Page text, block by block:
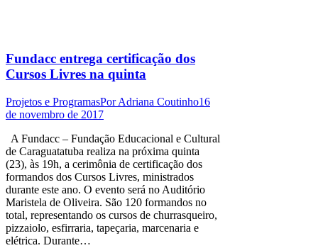
Fundacc entrega certificação dos
Cursos Livres na quinta
Projetos e ProgramasPorAdriana Coutinho16
de novembro de 2017
A Fundacc – Fundação Educacional e Cultural
de Caraguatatuba realiza na próxima quinta
(23), às 19h, a cerimônia de certificação dos
formandos dos Cursos Livres, ministrados
durante este ano. O evento será no Auditório
Maristela de Oliveira. São 120 formandos no
total, representando os cursos de churrasqueiro,
pizzaiolo, esfirraria, tapeçaria, marcenaria e
elétrica. Durante…